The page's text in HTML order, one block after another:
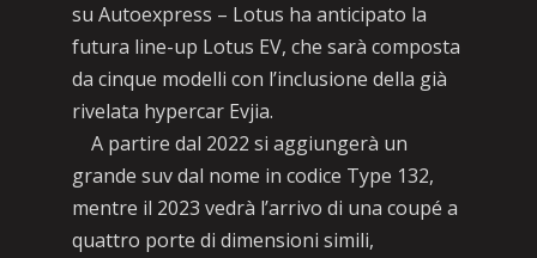
su Autoexpress – Lotus ha anticipato la
futura line-up Lotus EV, che sarà composta
da cinque modelli con l’inclusione della già
rivelata hypercar Evjia.
A partire dal 2022 si aggiungerà un
grande suv dal nome in codice Type 132,
mentre il 2023 vedrà l’arrivo di una coupé a
quattro porte di dimensioni simili,